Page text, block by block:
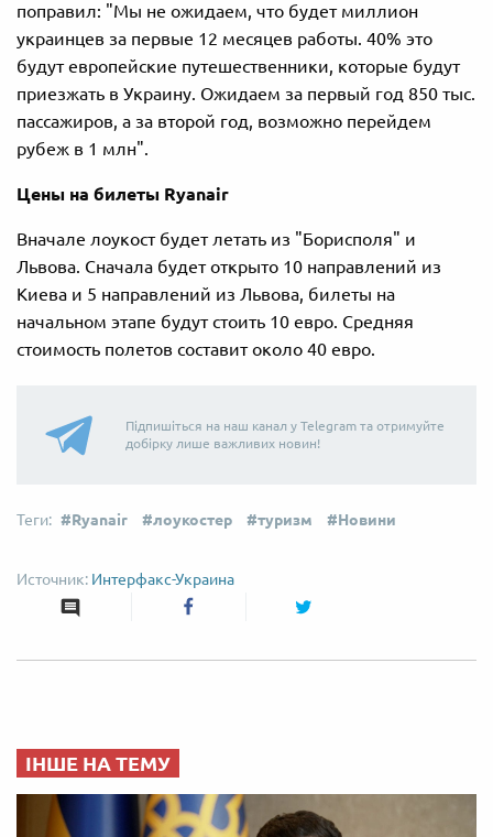
поправил: "Мы не ожидаем, что будет миллион
украинцев за первые 12 месяцев работы. 40% это
будут европейские путешественники, которые будут
приезжать в Украину. Ожидаем за первый год 850 тыс.
пассажиров, а за второй год, возможно перейдем
рубеж в 1 млн".
Цены на билеты Ryanair
Вначале лоукост будет летать из "Борисполя" и
Львова. Сначала будет открыто 10 направлений из
Киева и 5 направлений из Львова, билеты на
начальном этапе будут стоить 10 евро. Средняя
стоимость полетов составит около 40 евро.
Підпишіться на наш канал у Telegram та отримуйте
добірку лише важливих новин!
Ryanair лоукостер туризм Новини
Интерфакс-Украина
ІНШЕ НА ТЕМУ